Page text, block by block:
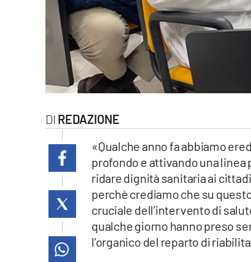
cosenzachannel.it
REDAZIONE
«Qualche anno fa abbiamo
profondo e attivando una
ridare dignità sanitaria ai
perchè crediamo che su
cruciale dell’intervento di
qualche giorno hanno preso
l’organico del reparto di